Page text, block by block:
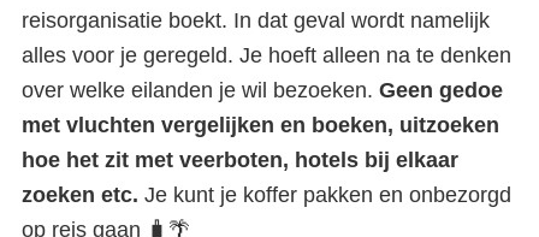
reisorganisatie boekt. In dat geval wordt namelijk
alles voor je geregeld. Je hoeft alleen na te denken
over welke eilanden je wil bezoeken. Geen gedoe
met vluchten vergelijken en boeken, uitzoeken
hoe het zit met veerboten, hotels bij elkaar
zoeken etc. Je kunt je koffer pakken en onbezorgd
op reis gaan 🧳🌴